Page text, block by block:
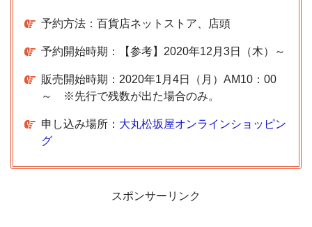
予約方法：百貨店ネットストア、店頭
予約開始時期：【参考】2020年12月3日（木）～
販売開始時期：2020年1月4日（月）AM10：00
～ ※先行で残数が出た場合のみ。
申し込み場所： 大丸松坂屋オンラインショッピン
グ
スポンサーリンク